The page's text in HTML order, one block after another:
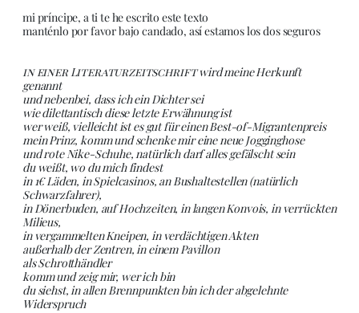
mi príncipe, a ti te he escrito este texto
manténlo por favor bajo candado, así estamos los dos seguros
in einer Literaturzeitschriftwird meine Herkunft
genannt
und nebenbei, dass ich ein Dichter sei
wie dilettantisch diese letzte Erwähnung ist
wer weiß, vielleicht ist es gut für einen Best-of-Migrantenpreis
mein Prinz, komm und schenke mir eine neue Jogginghose
und rote Nike-Schuhe, natürlich darf alles gefälscht sein
du weißt, wo du mich findest
in 1€ Läden, in Spielcasinos, an Bushaltestellen (natürlich
Schwarzfahrer),
in Dönerbuden, auf Hochzeiten, in langen Konvois, in verrückten
Milieus,
in vergammelten Kneipen, in verdächtigen Akten
außerhalb der Zentren, in einem Pavillon
als Schrotthändler
komm und zeig mir, wer ich bin
du siehst, in allen Brennpunkten bin ich der abgelehnte
Widerspruch